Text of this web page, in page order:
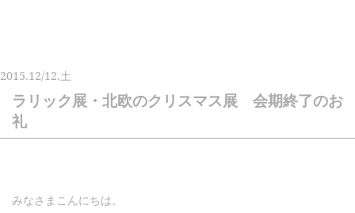
2015.12/12.土
ラリック展・北欧のクリスマス展 会期終了のお
礼
みなさまこんにちは。